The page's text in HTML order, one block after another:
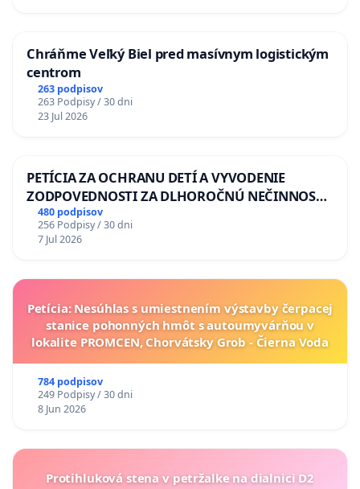
Chráňme Veľký Biel pred masívnym logistickým
centrom
263 podpisov
263 Podpisy / 30 dni
23 Jul 2026
PETÍCIA ZA OCHRANU DETÍ A VYVODENIE
ZODPOVEDNOSTI ZA DLHOROČNÚ NEČINNOSŤ
A ZLYHANIE ŠTÁTU
480 podpisov
256 Podpisy / 30 dni
7 Jul 2026
Petícia: Nesúhlas s umiestnením výstavby čerpacej
stanice pohonných hmôt s autoumyvárňou v
lokalite PROMCEN, Chorvátsky Grob - Čierna Voda
784 podpisov
249 Podpisy / 30 dni
8 Jun 2026
Protihluková stena v petržalke na dialnici D2